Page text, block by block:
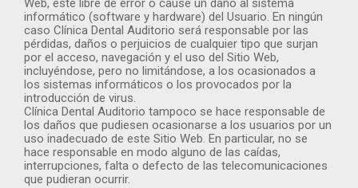
Web, esté libre de error o cause un daño al sistema
informático (software y hardware) del Usuario. En ningún
caso Clínica Dental Auditorio será responsable por las
pérdidas, daños o perjuicios de cualquier tipo que surjan
por el acceso, navegación y el uso del Sitio Web,
incluyéndose, pero no limitándose, a los ocasionados a
los sistemas informáticos o los provocados por la
introducción de virus.
Clínica Dental Auditorio tampoco se hace responsable de
los daños que pudiesen ocasionarse a los usuarios por un
uso inadecuado de este Sitio Web. En particular, no se
hace responsable en modo alguno de las caídas,
interrupciones, falta o defecto de las telecomunicaciones
que pudieran ocurrir.